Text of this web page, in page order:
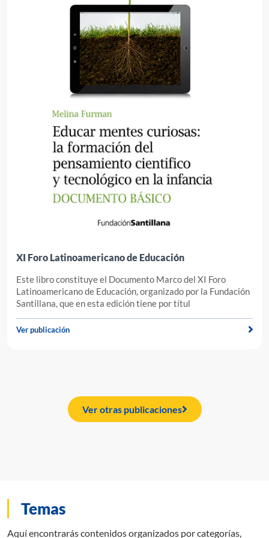
XI Foro Latinoamericano de Educación
Este libro constituye el Documento Marco del XI Foro
Latinoamericano de Educación, organizado por la Fundación
Santillana, que en esta edición tiene por títul
Ver publicación
Ver otras publicaciones
Temas
Aquí encontrarás contenidos organizados por categorías,